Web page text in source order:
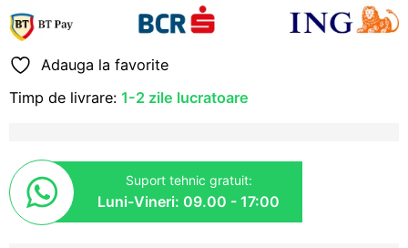
Adauga la favorite
Timp de livrare: 1-2 zile lucratoare
Suport tehnic gratuit:
Luni-Vineri: 09.00 - 17:00